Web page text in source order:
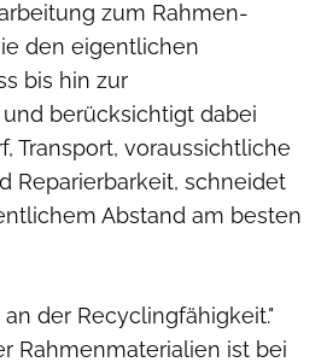
zum Rahmen-
den eigentlichen
bis hin zur
berücksichtigt dabei
Transport, voraussichtliche
Reparierbarkeit, schneidet
Abstand am besten
der Recyclingfähigkeit."
Rahmenmaterialien ist bei